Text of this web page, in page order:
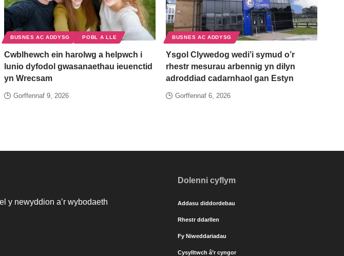
BUSNES AC ADDYSG POBL A LLE
Cwblhewch ein harolwg a helpwch i
lunio dyfodol gwasanaethau ieuenctid
yn Wrecsam
Gorffennaf 9, 2026
BUSNES AC ADDYSG
Ysgol Clywedog wedi’i symud o’r
rhestr mesurau arbennig yn dilyn
adroddiad cadarnhaol gan Estyn
Gorffennaf 6, 2026
y newyddion a’r wybodaeth
Dolenni cyflym
Addasu diddordebau
Rhestr ddarllen
Fy Niweddariadau
Cysylltwch â’r cyngor